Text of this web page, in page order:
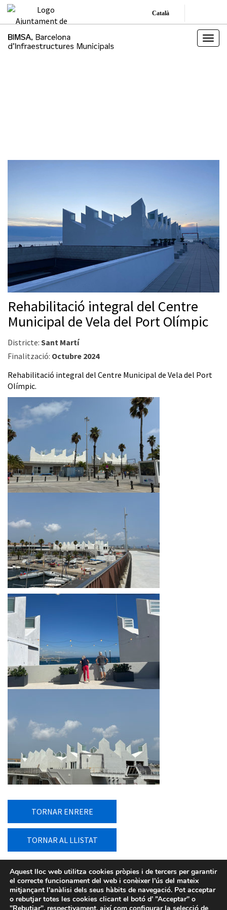
Català
Rehabilitació integral del Centre
Municipal de Vela del Port Olímpic
Districte: Sant Martí
Finalització: Octubre 2024
Rehabilitació integral del Centre Municipal de Vela del Port
Olímpic.
TORNAR ENRERE
TORNAR AL LLISTAT
Aquest lloc web utilitza cookies pròpies i de tercers per garantir
el correcte funcionament del web i conèixer l’ús del mateix
mitjançant l'anàlisi dels seus hàbits de navegació. Pot acceptar
o rebutjar totes les cookies clicant el botó d’ ”Acceptar" o